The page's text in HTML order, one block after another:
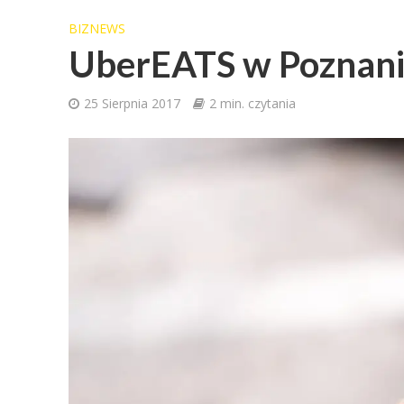
BIZNEWS
UberEATS w
25 Sierpnia 2017 2 min. czytania